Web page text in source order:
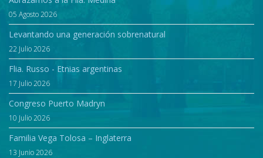
05 Agosto 2026
Levantando una generación sobrenatural
22 Julio 2026
Flia. Russo - Etnias argentinas
17 Julio 2026
Congreso Puerto Madryn
10 Julio 2026
Familia Vega Tolosa – Inglaterra
13 Junio 2026